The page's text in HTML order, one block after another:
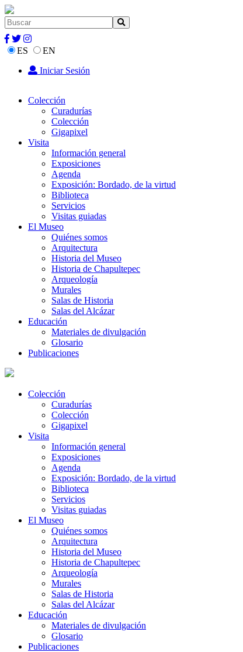
ES
EN
Iniciar Sesión
Colección
Curadurías
Colección
Gigapixel
Visita
Información general
Exposiciones
Agenda
Exposición: Bordado, de la virtud
Biblioteca
Servicios
Visitas guiadas
El Museo
Quiénes somos
Arquitectura
Historia del Museo
Historia de Chapultepec
Arqueología
Murales
Salas de Historia
Salas del Alcázar
Educación
Materiales de divulgación
Glosario
Publicaciones
Colección
Curadurías
Colección
Gigapixel
Visita
Información general
Exposiciones
Agenda
Exposición: Bordado, de la virtud
Biblioteca
Servicios
Visitas guiadas
El Museo
Quiénes somos
Arquitectura
Historia del Museo
Historia de Chapultepec
Arqueología
Murales
Salas de Historia
Salas del Alcázar
Educación
Materiales de divulgación
Glosario
Publicaciones